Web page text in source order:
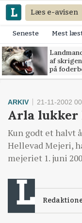
Læs e-avisen
Seneste Mest
af
på
ARKIV 21-11-2002
Arla lukker
Kun godt et halvt
Hellevad Mejeri,
mejeriet 1. juni